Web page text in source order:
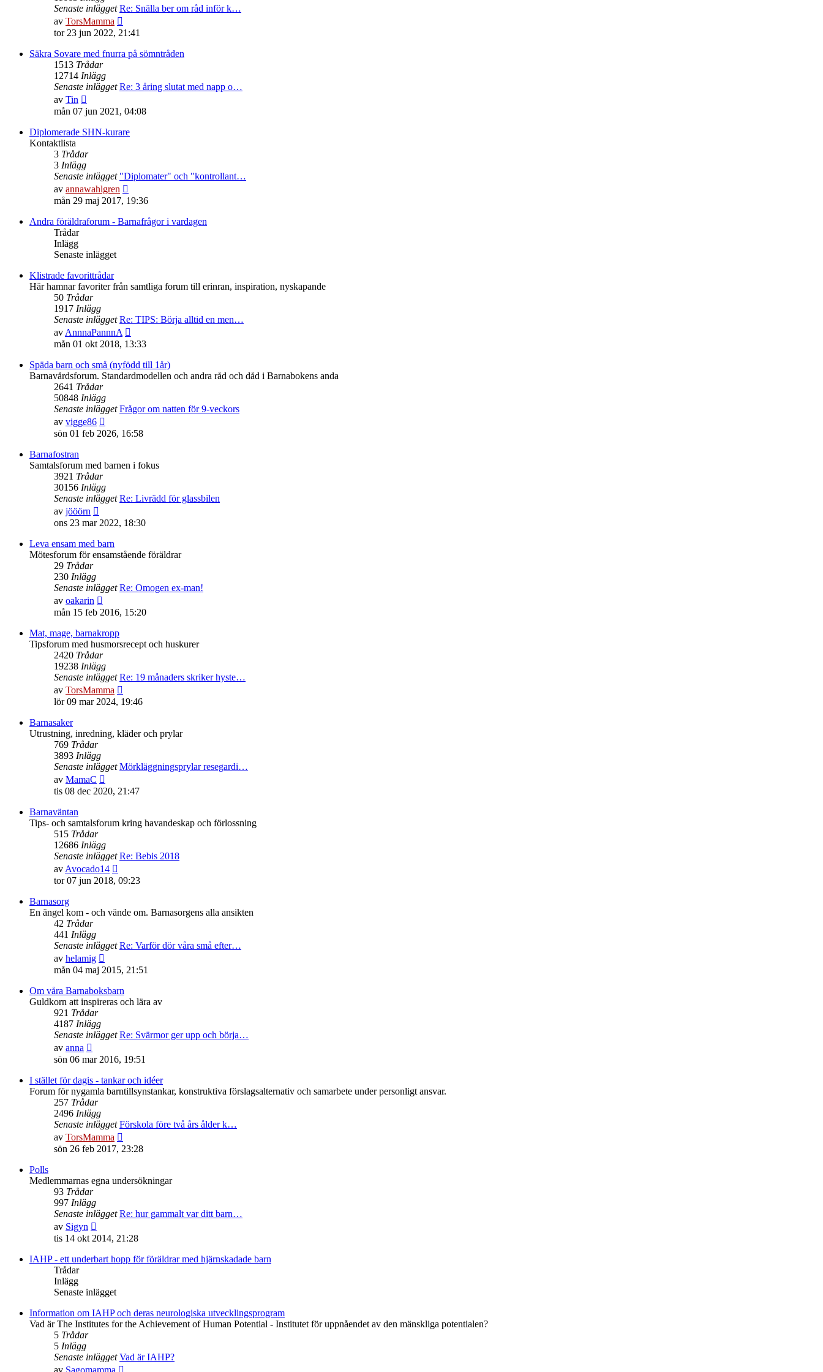
Senaste inlägget Re: Snälla ber om råd inför k…
av TorsMamma
till
senaste
tor 23 jun 2022, 21:41
Säkra Sovare med fnurra på sömntråden
1513 Trådar
12714 Inlägg
Senaste inlägget Re: 3 åring slutat med napp o…
av Tin
till
det
senaste
mån 07 jun 2021, 04:08
Diplomerade SHN-kurare
Kontaktlista
3 Trådar
3 Inlägg
Senaste inlägget "Diplomater" och "kontrollant…
av annawahlgren
till
senaste
mån 29 maj 2017, 19:36
Andra föräldraforum - Barnafrågor i vardagen
Trådar
Inlägg
Senaste inlägget
Klistrade favorittrådar
Här hamnar favoriter från samtliga forum till erinran, inspiration, nyskapande
50 Trådar
1917 Inlägg
Senaste inlägget Re: TIPS: Börja alltid en men…
avAnnnaPannnA
till
senaste
inlägget
mån 01 okt 2018, 13:33
Späda barn och små (nyfödd till 1år)
Barnavårdsforum. Standardmodellen och andra råd och dåd i Barnabokens anda
2641 Trådar
50848 Inlägg
Senaste inlägget Frågor om natten för 9-veckors
av vigge86
till
inlägget
sön 01 feb 2026, 16:58
Barnafostran
Samtalsforum med barnen i fokus
3921 Trådar
30156 Inlägg
Senaste inlägget Re: Livrädd för glassbilen
av jööörn
till
senaste
inlägget
ons 23 mar 2022, 18:30
Leva ensam med barn
Mötesforum för ensamstående föräldrar
29 Trådar
230 Inlägg
Senaste inlägget Re: Omogen ex-man!
av oakarin
till
senaste
inlägget
mån 15 feb 2016, 15:20
Mat, mage, barnakropp
Tipsforum med husmorsrecept och huskurer
2420 Trådar
19238 Inlägg
Senaste inlägget Re: 19 månaders skriker hyste…
av TorsMamma
till
inlägget
lör 09 mar 2024, 19:46
Barnasaker
Utrustning, inredning, kläder och prylar
769 Trådar
3893 Inlägg
Senaste inlägget Mörkläggningsprylar resegardi…
av MamaC
till
inlägget
tis 08 dec 2020, 21:47
Barnaväntan
Tips- och samtalsforum kring havandeskap och förlossning
515 Trådar
12686 Inlägg
Senaste inlägget Re: Bebis 2018
avAvocado14
till
inlägget
tor 07 jun 2018, 09:23
Barnasorg
En ängel kom - och vände om. Barnasorgens alla ansikten
42 Trådar
441 Inlägg
Senaste inlägget Re: Varför dör våra små efter…
av helamig
till
senaste
inlägget
mån 04 maj 2015, 21:51
Om våra Barnaboksbarn
Guldkorn att inspireras och lära av
921 Trådar
4187 Inlägg
Senaste inlägget Re: Svärmor ger upp och börja…
av anna
till
senaste
inlägget
sön 06 mar 2016, 19:51
I stället för dagis - tankar och idéer
Forum för nygamla barntillsynstankar, konstruktiva förslagsalternativ och samarbete under personligt ansvar.
257 Trådar
2496 Inlägg
Senaste inlägget Förskola före två års ålder k…
av TorsMamma
till
inlägget
sön 26 feb 2017, 23:28
Polls
Medlemmarnas egna undersökningar
93 Trådar
997 Inlägg
Senaste inlägget Re: hur gammalt var ditt barn…
av Sigyn
till
senaste
tis 14 okt 2014, 21:28
IAHP - ett underbart hopp för föräldrar med hjärnskadade barn
Trådar
Inlägg
Senaste inlägget
Information om IAHP och deras neurologiska utvecklingsprogram
Vad är The Institutes for the Achievement of Human Potential - Institutet för uppnåendet av den mänskliga potentialen?
5 Trådar
5 Inlägg
Senaste inlägget Vad är IAHP?